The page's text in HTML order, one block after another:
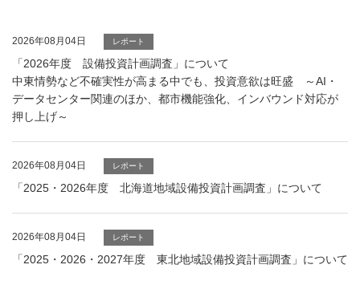
2026年08月04日 レポート
「2026年度 設備投資計画調査」について
中東情勢など不確実性が高まる中でも、投資意欲は旺盛 ～AI・
データセンター関連のほか、都市機能強化、インバウンド対応が
押し上げ～
2026年08月04日 レポート
「2025・2026年度 北海道地域設備投資計画調査」について
2026年08月04日 レポート
「2025・2026・2027年度 東北地域設備投資計画調査」について